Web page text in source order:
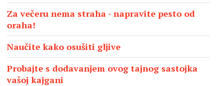
Za večeru nema straha - napravite pesto od
oraha!
Naučite kako osušiti gljive
Probajte s dodavanjem ovog tajnog sastojka
vašoj kajgani